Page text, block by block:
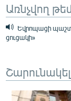
Առնչվող
Եվրոպացի
ցուցակի»